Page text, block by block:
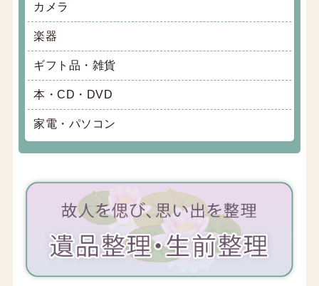
カメラ
楽器
ギフト品・雑貨
本・CD・DVD
家電・パソコン